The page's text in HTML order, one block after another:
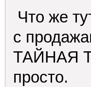
Что же
с
ТАЙНАЯ
просто.